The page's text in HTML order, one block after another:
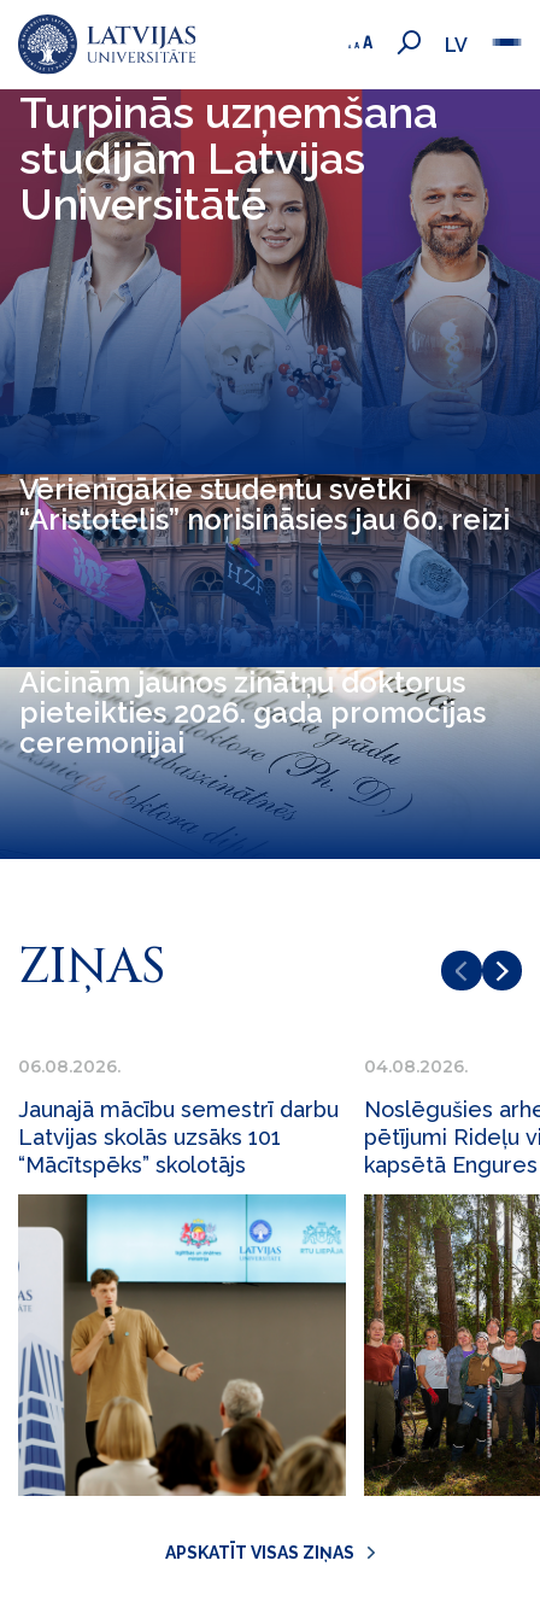
LV
Turpinās uzņemšana
studijām Latvijas
Universitātē
Vērienīgākie studentu svētki
“Aristotelis” norisināsies jau 60. reizi
Aicinām jaunos zinātņu doktorus
pieteikties 2026. gada promocijas
ceremonijai
ZIŅAS
06.08.2026.
Jaunajā mācību semestrī darbu
Latvijas skolās uzsāks 101
“Mācītspēks” skolotājs
04.08.2026.
Noslēgušies
pētījumi Rideļu
kapsētā
APSKATĪT VISAS ZIŅAS